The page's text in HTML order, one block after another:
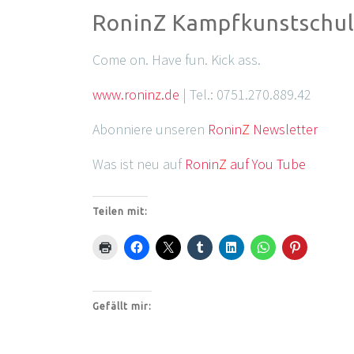
RoninZ
Come on. Have fun. Kick ass.
www.roninz.de | Tel.: 0751.270.889.42
Abonniere unseren RoninZ Newsletter
Was ist neu auf RoninZ auf You Tube
Teilen mit:
Gefällt mir: